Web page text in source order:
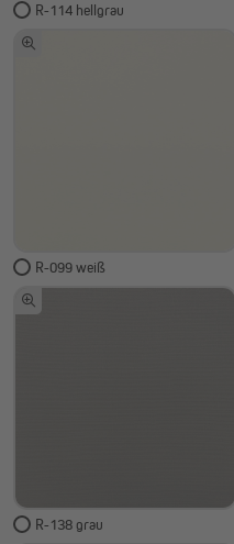
R-114 hellgrau
R-099 weiß
R-138 grau